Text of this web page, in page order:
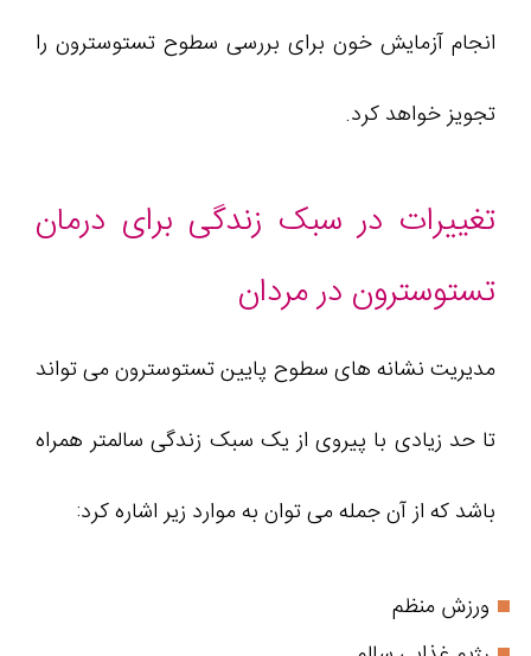
انجام آزمایش خون برای بررسی سطوح تستوسترون را
تجویز خواهد کرد.
تغییرات در سبک زندگی برای درمان
تستوسترون در مردان
مدیریت نشانه های سطوح پایین تستوسترون می تواند
تا حد زیادی با پیروی از یک سبک زندگی سالمتر همراه
باشد که از آن جمله می توان به موارد زیر اشاره کرد:
ورزش منظم